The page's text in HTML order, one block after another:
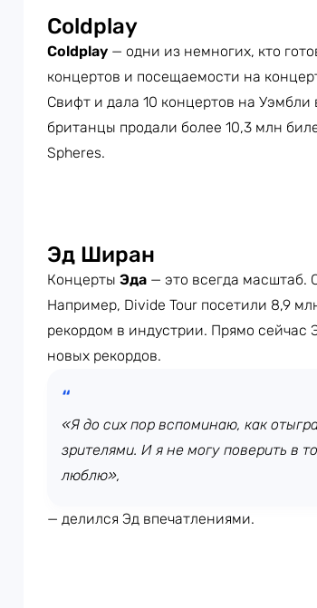
Coldplay
Coldplay — одни из немногих, кто
концертов и посещаемости на
Свифт и дала 10 концертов на Уэмбли
британцы продали более 10,3 млн
Spheres.
Эд Ширан
Концерты Эда — это всегда масштаб.
Например, Divide Tour посетили 8,9
рекордом в индустрии. Прямо сейчас
новых рекордов.
«Я до сих пор вспоминаю, как
зрителями. И я не могу поверить в
люблю»,
— делился Эд впечатлениями.